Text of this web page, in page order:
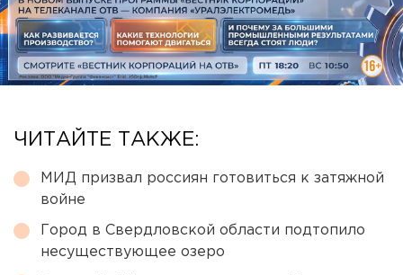
ЧИТАЙТЕ ТАКЖЕ:
МИД призвал россиян готовиться к затяжной
войне
Город в Свердловской области подтопило
несуществующее озеро